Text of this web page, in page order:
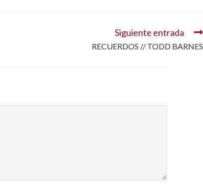
Siguiente entrada
RECUERDOS // TODD BARNES